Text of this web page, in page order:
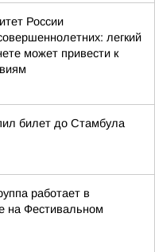
России
легкий
может привести к
билет до Стамбула
работает в
на Фестивальном